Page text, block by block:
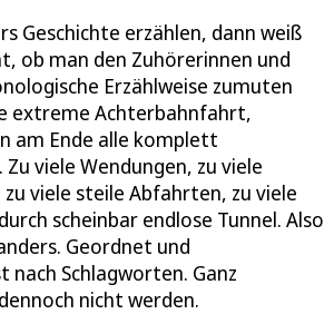
Geschichte erzählen, dann weiß
ob man den Zuhörerinnen und
Erzählweise zumuten
extreme Achterbahnfahrt,
am Ende alle komplett
viele Wendungen, zu viele
viele steile Abfahrten, zu viele
scheinbar endlose Tunnel. Also
Geordnet und
nach Schlagworten. Ganz
nicht werden.